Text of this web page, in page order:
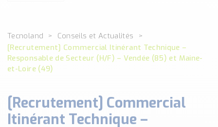
Classé par catégorie
DEBIT
DETECTION
ENREGISTREUR + ACQUISITION DE DONNEES
Voir toutes les catégories …
Tecnoland
Conseils et Actualités
[Recrutement] Commercial Itinérant Technique –
Responsable de Secteur (H/F) – Vendée (85) et Maine-
et-Loire (49)
[Recrutement] Commercial
Itinérant Technique –